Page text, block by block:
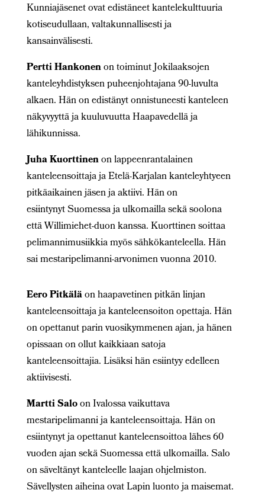
Kunniajäsenet ovat edistäneet kantelekulttuuria
kotiseudullaan, valtakunnallisesti ja
kansainvälisesti.
Pertti Hankonenon toiminut Jokilaaksojen
kanteleyhdistyksen puheenjohtajana 90-luvulta
alkaen. Hän on edistänyt onnistuneesti kanteleen
näkyvyyttä ja kuuluvuutta Haapavedellä ja
lähikunnissa.
Juha Kuorttinenon lappeenrantalainen
kanteleensoittaja ja Etelä-Karjalan kanteleyhtyeen
pitkäaikainen jäsen ja aktiivi. Hän on
esiintynyt Suomessa ja ulkomailla sekä soolona
että Willimiehet-duon kanssa. Kuorttinen soittaa
pelimannimusiikkia myös sähkökanteleella. Hän
sai mestaripelimanni-arvonimen vuonna 2010.
Eero Pitkäläon haapavetinen pitkän linjan
kanteleensoittaja ja kanteleensoiton opettaja. Hän
on opettanut parin vuosikymmenen ajan, ja hänen
opissaan on ollut kaikkiaan satoja
kanteleensoittajia. Lisäksi hän esiintyy edelleen
aktiivisesti.
Martti Saloon Ivalossa vaikuttava
mestaripelimanni ja kanteleensoittaja. Hän on
esiintynyt ja opettanut kanteleensoittoa lähes 60
vuoden ajan sekä Suomessa että ulkomailla. Salo
on säveltänyt kanteleelle laajan ohjelmiston.
Sävellysten aiheina ovat Lapin luonto ja maisemat.